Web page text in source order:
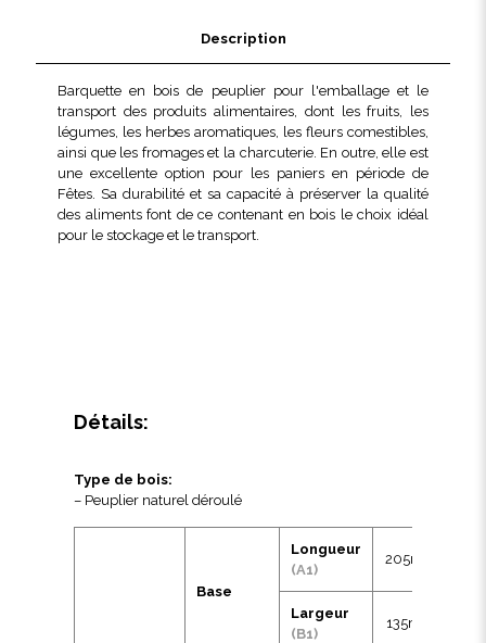
Description
Barquette en bois de peuplier pour l'emballage et le
transport des produits alimentaires, dont les fruits, les
légumes, les herbes aromatiques, les fleurs comestibles,
ainsi que les fromages et la charcuterie. En outre, elle est
une excellente option pour les paniers en période de
Fêtes. Sa durabilité et sa capacité à préserver la qualité
des aliments font de ce contenant en bois le choix idéal
pour le stockage et le transport.
Détails:
Type de bois:
– Peuplier naturel déroulé
Base
Longueur
(A1)
205mm
Largeur
(B1)
135mm